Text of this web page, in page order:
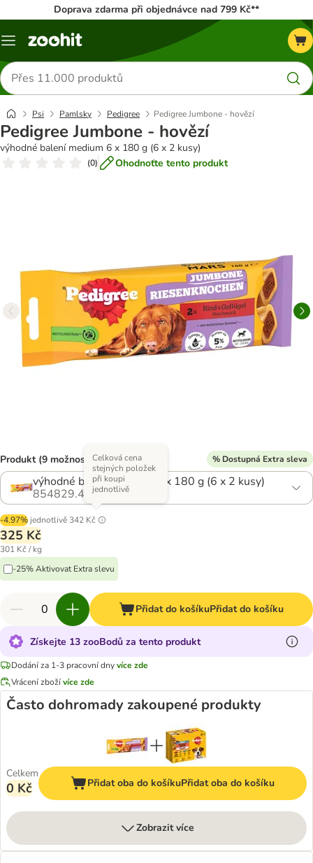
Doprava zdarma při objednávce nad 799 Kč**
Menu
Hledat
produkty
Psi Pamlsky Pedigree Pedigree Jumbone - hovězí
Pedigree Jumbone - hovězí
výhodné balení medium 6 x 180 g (6 x 2 kusy)
(0) Ohodnoťte tento produkt
Produkt (9 možností) % Dostupná Extra sleva
výhodné balení medium 6 x 180 g (6 x 2 kusy)
854829.4
-4.97% jednotlivě 342 Kč
Celková cena
stejných položek
při koupi
jednotlivě
325 Kč
301 Kč / kg
-25% Aktivovat Extra slevu
Přidat do košíkuPřidat do košíku
Získejte 13 zooBodů za tento produkt
Dodání za 1-3 pracovní dnyvíce zde
Vrácení zbožívíce zde
Často dohromady zakoupené produkty
Celkem
0 Kč Přidat oba do košíkuPřidat oba do košíku
Zobrazit více